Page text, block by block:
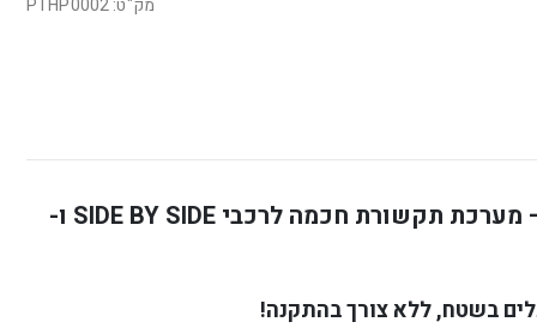
מק"ט: PTHP0002
CARDO PACKTALK EDGEPHONES – מערכת תקשורת חכמה לרכבי SIDE BY SIDE ו-
בשטח, ללא צורך בהתקנה!